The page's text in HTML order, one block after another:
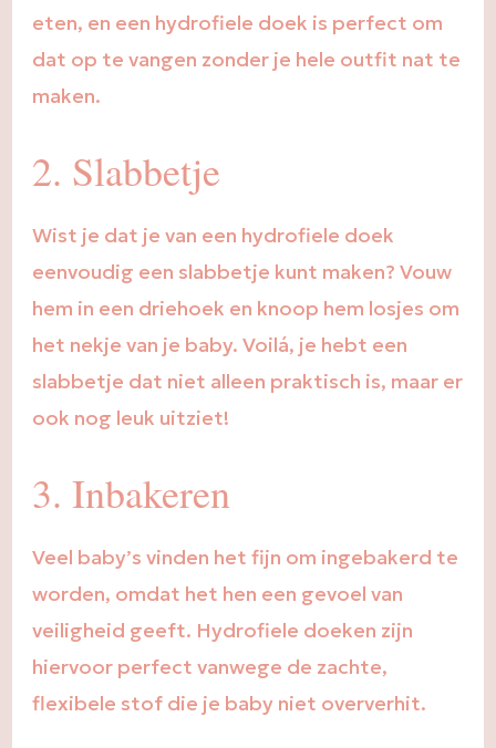
eten, en een hydrofiele doek is perfect om
dat op te vangen zonder je hele outfit nat te
maken.
2. Slabbetje
Wist je dat je van een hydrofiele doek
eenvoudig een slabbetje kunt maken? Vouw
hem in een driehoek en knoop hem losjes om
het nekje van je baby. Voilá, je hebt een
slabbetje dat niet alleen praktisch is, maar er
ook nog leuk uitziet!
3. Inbakeren
Veel baby’s vinden het fijn om ingebakerd te
worden, omdat het hen een gevoel van
veiligheid geeft. Hydrofiele doeken zijn
hiervoor perfect vanwege de zachte,
flexibele stof die je baby niet oververhit.